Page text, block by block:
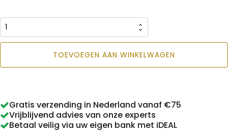
Knuffelkeitje
Rustic
TOEVOEGEN AAN WINKELWAGEN
Gratis verzending in Nederland vanaf €75
Vrijblijvend advies van onze experts
Betaal veilig via uw eigen bank met iDEAL